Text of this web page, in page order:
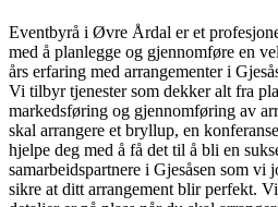
Eventbyrå i Øvre Årdal er et
med å planlegge og gjennomføre en
års erfaring med arrangementer i
Vi tilbyr tjenester som dekker alt fra
markedsføring og gjennomføring av
skal arrangere et bryllup, en
hjelpe deg med å få det til å bli en
samarbeidspartnere i Gjesåsen som vi
sikre at ditt arrangement blir perfekt.